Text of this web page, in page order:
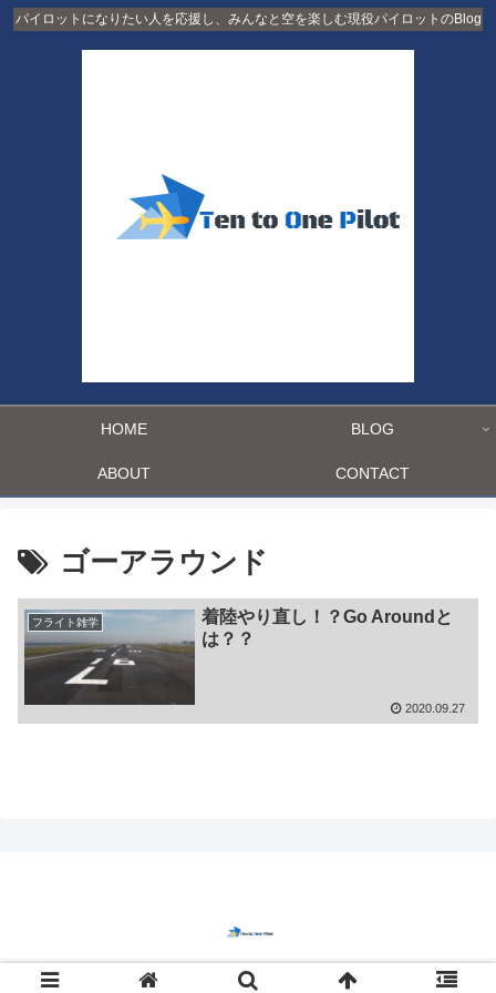
パイロットになりたい人を応援し、みんなと空を楽しむ現役パイロットのBlog
HOME BLOG
ABOUT CONTACT
ゴーアラウンド
フライト雑学
着陸やり直し！？Go Aroundと
は？？
2020.09.27
© 2020 Ten to One Pilot.